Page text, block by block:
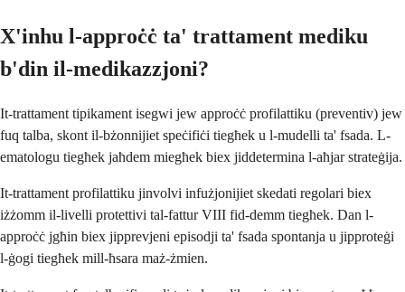
X'inhu l-approċċ ta' trattament mediku
b'din il-medikazzjoni?
It-trattament tipikament isegwi jew approċċ profilattiku (preventiv) jew
fuq talba, skont il-bżonnijiet speċifiċi tiegħek u l-mudelli ta' fsada. L-
ematologu tiegħek jaħdem miegħek biex jiddetermina l-aħjar strateġija.
It-trattament profilattiku jinvolvi infużjonijiet skedati regolari biex
iżżomm il-livelli protettivi tal-fattur VIII fid-demm tiegħek. Dan l-
approċċ jgħin biex jipprevjeni episodji ta' fsada spontanja u jipproteġi
l-ġogi tiegħek mill-ħsara maż-żmien.